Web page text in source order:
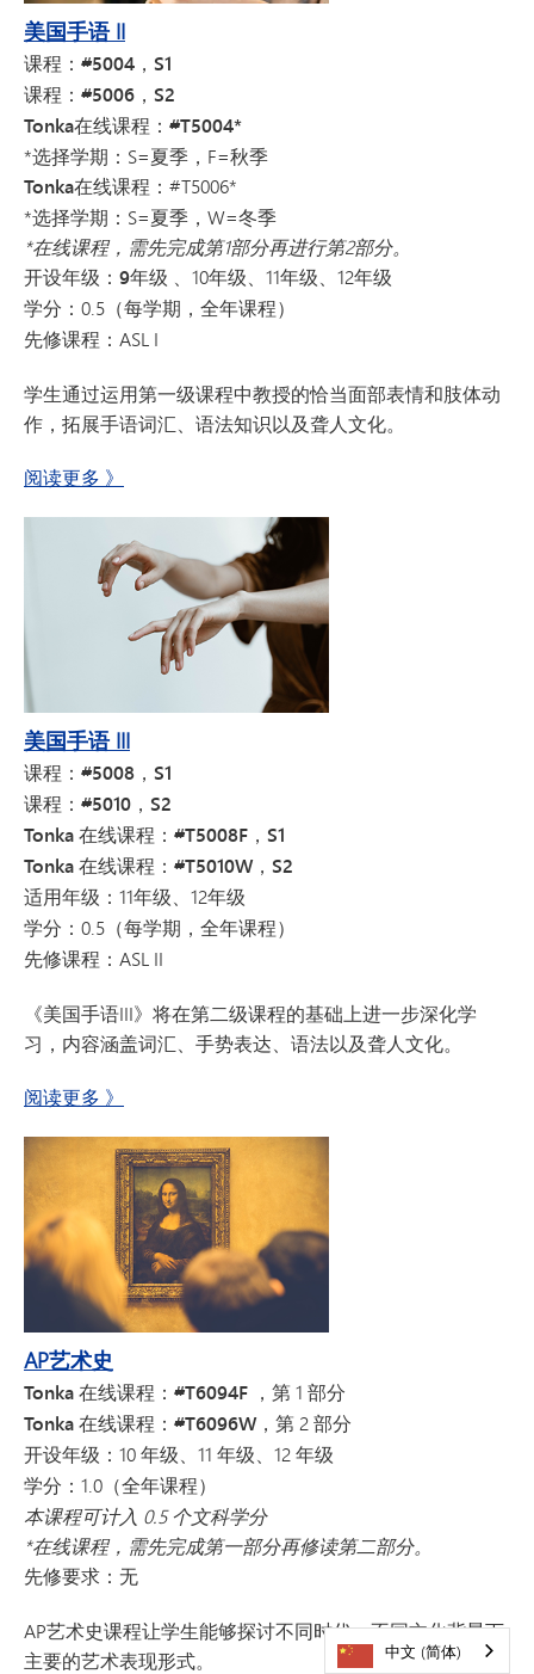
美国手语 II
课程：#5004，S1
课程：#5006，S2
Tonka在线课程：#T5004*
*选择学期：S=夏季，F=秋季
Tonka在线课程： #T5006*
*选择学期：S=夏季，W=冬季
*在线课程，需先完成第1部分再进行第2部分。
开设年级：9年级 、10年级、11年级、12年级
学分： 0.5（每学期，全年课程）
先修课程： ASL I
学生通过运用第一级课程中教授的恰当面部表情和肢体动
作，拓展手语词汇、语法知识以及聋人文化。
阅读更多 关于《美国手语 II
》
美国手语 III
课程：#5008，S1
课程：#5010，S2
Tonka 在线课程：#T5008F，S1
Tonka 在线课程：#T5010W，S2
适用年级： 11年级、12年级
学分： 0.5（每学期，全年课程）
先修课程： ASL II
《美国手语III》将在第二级课程的基础上进一步深化学
习，内容涵盖词汇、手势表达、语法以及聋人文化。
阅读更多 关于《美国手语III
》
AP艺术史
Tonka 在线课程：#T6094F ，第 1 部分
Tonka 在线课程：#T6096W， 第 2 部分
开设年级： 10 年级、11 年级、12 年级
学分： 1.0（全年课程）
本课程可计入 0.5 个文科学分
*在线课程，需先完成第一部分再修读第二部分。
先修要求： 无
AP艺术史课程让学生能够探讨不同时代、不同文化背景下
主要的艺术表现形式。
中文 (简体)